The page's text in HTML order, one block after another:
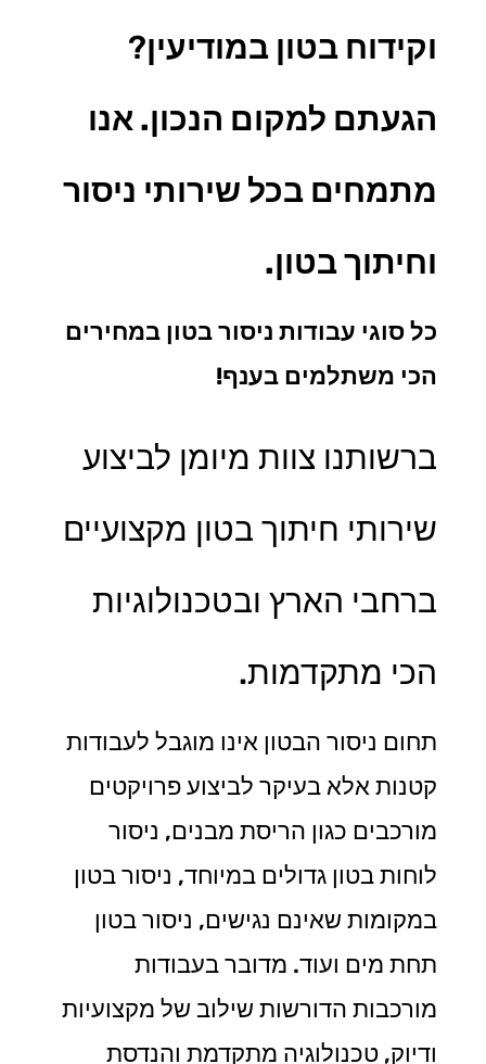
וקידוח בטון במודיעין?
הגעתם למקום הנכון. אנו
מתמחים בכל שירותי ניסור
וחיתוך בטון.
כל סוגי עבודות ניסור בטון במחירים
הכי משתלמים בענף!
ברשותנו צוות מיומן לביצוע
שירותי חיתוך בטון מקצועיים
ברחבי הארץ ובטכנולוגיות
הכי מתקדמות.
תחום ניסור הבטון אינו מוגבל לעבודות
קטנות אלא בעיקר לביצוע פרויקטים
מורכבים כגון הריסת מבנים, ניסור
לוחות בטון גדולים במיוחד, ניסור בטון
במקומות שאינם נגישים, ניסור בטון
תחת מים ועוד. מדובר בעבודות
מורכבות הדורשות שילוב של מקצועיות
ודיוק, טכנולוגיה מתקדמת והנדסת